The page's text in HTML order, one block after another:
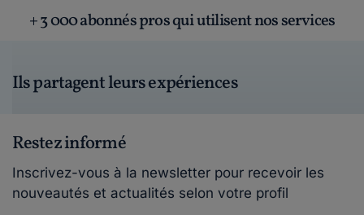
+ 3 000 abonnés pros qui utilisent nos services
Ils partagent leurs expériences
Restez informé
Inscrivez-vous à la newsletter pour recevoir les
nouveautés et actualités selon votre profil